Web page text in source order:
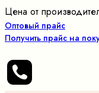
Цена от
Оптовый прайс
Получить прайс на